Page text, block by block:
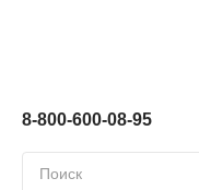
8-800-600-08-95